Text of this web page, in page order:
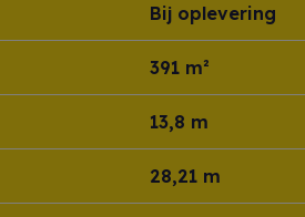
Bij oplevering
391 m²
13,8 m
28,21 m